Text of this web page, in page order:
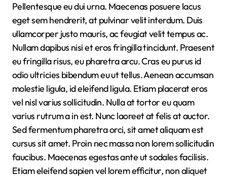
Pellentesque eu dui urna. Maecenas posuere lacus
eget sem hendrerit, at pulvinar velit interdum. Duis
ullamcorper justo mauris, ac feugiat velit tempus ac.
Nullam dapibus nisi et eros fringilla tincidunt. Praesent
eu fringilla risus, eu pharetra arcu. Cras eu purus id
odio ultricies bibendum eu ut tellus. Aenean accumsan
molestie ligula, id eleifend ligula. Etiam placerat eros
vel nisl varius sollicitudin. Nulla at tortor eu quam
varius rutrum a in est. Nunc laoreet at felis at auctor.
Sed fermentum pharetra orci, sit amet aliquam est
cursus sit amet. Proin nec massa non lorem sollicitudin
faucibus. Maecenas egestas ante ut sodales facilisis.
Etiam eleifend sapien vel lorem efficitur, non aliquet